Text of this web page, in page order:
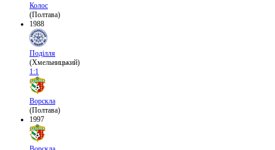
Колос
(Полтава)
1988
Поділля
(Хмельницький)
1:1
Ворскла
(Полтава)
1997